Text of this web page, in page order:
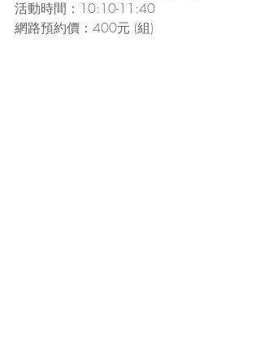
活動時間：10:10-11:40
網路預約價：400元 (組)